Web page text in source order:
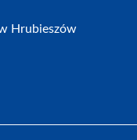
Hrubieszów